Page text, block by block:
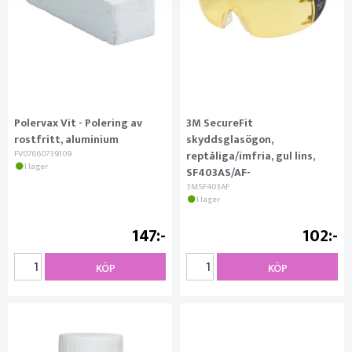
Polervax Vit - Polering av
rostfritt, aluminium
FV07660739109
I lager
147
KÖP
3M SecureFit
skyddsglasögon,
reptåliga/imfria, gul lins,
SF403AS/AF-
3MSF403AF
I lager
102
KÖP